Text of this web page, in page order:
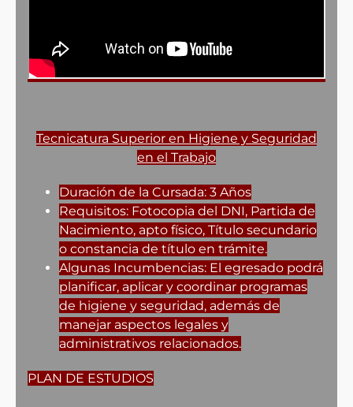
Tecnicatura Superior en Higiene y Seguridad
en el Trabajo
Duración de la Cursada: 3 Años
Requisitos: Fotocopia del DNI, Partida de
Nacimiento, apto físico, Título secundario
o constancia de título en trámite.
Algunas Incumbencias: El egresado podrá
planificar, aplicar y coordinar programas
de higiene y seguridad, además de
manejar aspectos legales y
administrativos relacionados.
PLAN DE ESTUDIOS